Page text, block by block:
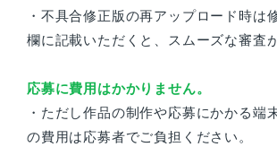
・不具合修正版の再アップロード時は
欄に記載いただくと、スムーズな審査
応募に費用はかかりません。
・ただし作品の制作や応募にかかる端
の費用は応募者でご負担ください。